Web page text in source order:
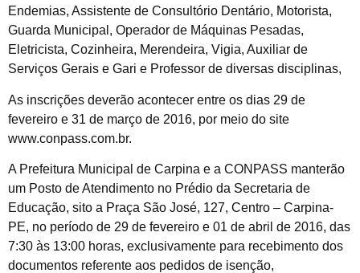
Endemias, Assistente de Consultório Dentário, Motorista,
Guarda Municipal, Operador de Máquinas Pesadas,
Eletricista, Cozinheira, Merendeira, Vigia, Auxiliar de
Serviços Gerais e Gari e Professor de diversas disciplinas,
As inscrições deverão acontecer entre os dias 29 de
fevereiro e 31 de março de 2016, por meio do site
www.conpass.com.br.
A Prefeitura Municipal de Carpina e a CONPASS manterão
um Posto de Atendimento no Prédio da Secretaria de
Educação, sito a Praça São José, 127, Centro – Carpina-
PE, no período de 29 de fevereiro e 01 de abril de 2016, das
7:30 às 13:00 horas, exclusivamente para recebimento dos
documentos referente aos pedidos de isenção,